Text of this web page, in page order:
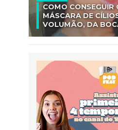
COMO CONSEGUIR
MÁSCARA DE
VOLUMÃO, DA